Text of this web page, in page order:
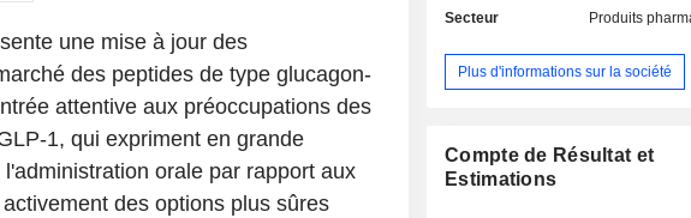
une mise à jour des
des peptides de type glucagon-
attentive aux préoccupations des
1, qui expriment en grande
orale par rapport aux
des options plus sûres
capacité à faire passer
encéphalique. Les activités de
comprennent la propriété
plusieurs activités de
développement (R&D) dans le
Secteur Produits
Plus d'informations sur la société
Compte de Résultat et
Estimations